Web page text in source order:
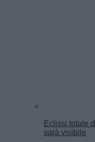
Eclissi totale
sarà visibile